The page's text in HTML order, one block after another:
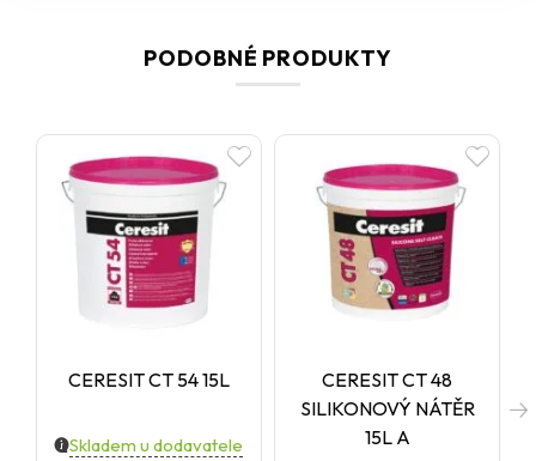
PODOBNÉ PRODUKTY
CERESIT CT 54 15L
Skladem u dodavatele
CERESIT CT 48
SILIKONOVÝ NÁTĚR
15L A